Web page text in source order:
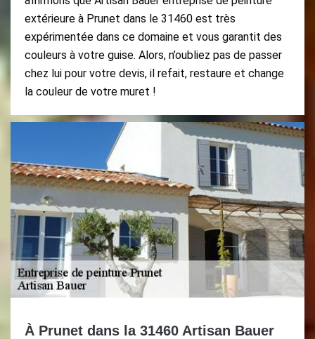
extérieure à Prunet dans le 31460 est très
expérimentée dans ce domaine et vous garantit des
couleurs à votre guise. Alors, n’oubliez pas de passer
chez lui pour votre devis, il refait, restaure et change
la couleur de votre muret !
À Prunet dans la 31460 Artisan Bauer